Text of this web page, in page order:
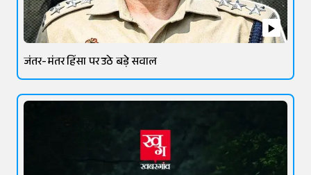
जंतर-मंतर हिंसा पर उठे बड़े सवाल